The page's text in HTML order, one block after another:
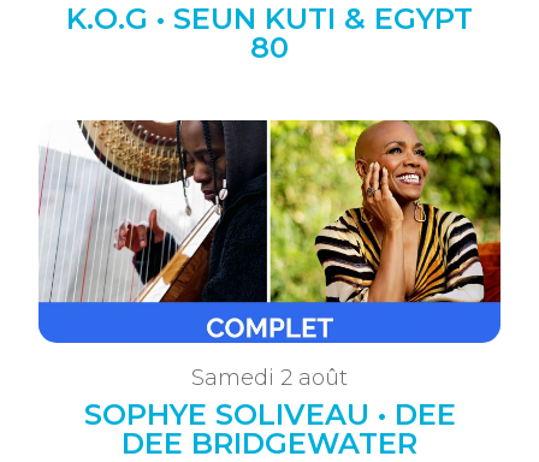
K.O.G • SEUN KUTI & EGYPT
80
Samedi 2 août
SOPHYE SOLIVEAU • DEE
DEE BRIDGEWATER